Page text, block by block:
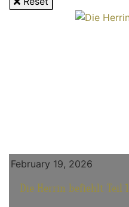
February 19, 2026
Die Herrin befiehlt Teil 1